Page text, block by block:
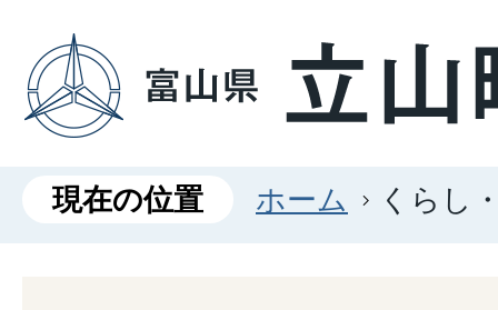
現在の位置 ホーム くらし